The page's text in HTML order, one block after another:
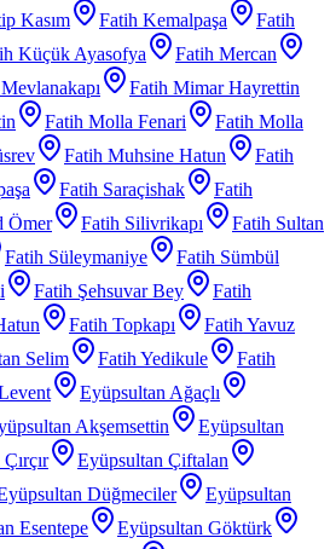
Kasım Fatih Kemalpaşa
Fatih
Küçük Ayasofya
Fatih Mercan
Fatih Mimar Hayrettin
Fatih Molla Fenari
Fatih Molla
Fatih Muhsine Hatun
Fatih
Fatih Saraçishak
Fatih
Ömer Fatih Silivrikapı
Fatih Sultan
Fatih Süleymaniye
Fatih Sümbül
Fatih Şehsuvar Bey
Fatih
Fatih Topkapı
Fatih Yavuz
Selim Fatih Yedikule
Fatih
Eyüpsultan Ağaçlı
Akşemsettin
Eyüpsultan
Eyüpsultan Çiftalan
Düğmeciler
Eyüpsultan
Esentepe
Eyüpsultan Göktürk